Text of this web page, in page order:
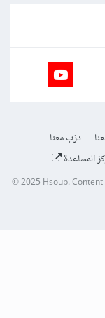
درّب معنا
المساعدة
© 2025Hsoub.